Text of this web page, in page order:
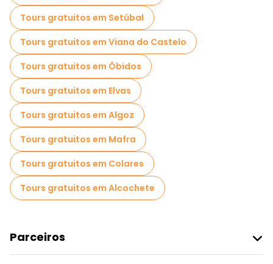
Tours gratuitos em Setúbal
Tours gratuitos em Viana do Castelo
Tours gratuitos em Óbidos
Tours gratuitos em Elvas
Tours gratuitos em Algoz
Tours gratuitos em Mafra
Tours gratuitos em Colares
Tours gratuitos em Alcochete
Parceiros